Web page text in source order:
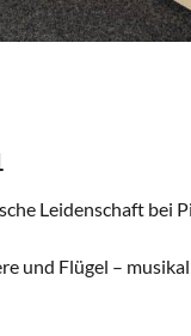
Leidenschaft bei
und Flügel –